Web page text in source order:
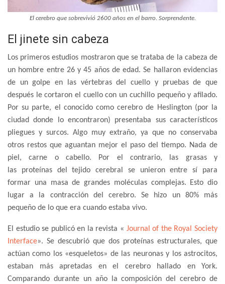
El cerebro que sobrevivió 2600 años en el barro. Sorprendente.
El jinete sin cabeza
Los primeros estudios mostraron que se trataba de la cabeza de
un hombre entre 26 y 45 años de edad. Se hallaron evidencias
de un golpe en las vértebras del cuello y pruebas de que
después le cortaron el cuello con un cuchillo pequeño y afilado.
Por su parte, el conocido como cerebro de Heslington (por la
ciudad donde lo encontraron) presentaba sus característicos
pliegues y surcos. Algo muy extraño, ya que no conservaba
otros restos que aguantan mejor el paso del tiempo. Nada de
piel, carne o cabello. Por el contrario, las grasas y
las proteínas del tejido cerebral se unieron entre sí para
formar una masa de grandes moléculas complejas. Esto dio
lugar a la contracción del cerebro. Se hizo un 80% más
pequeño de lo que era cuando estaba vivo.
El estudio se publicó en la revista « Journal of the Royal Society
Interface». Se descubrió que dos proteínas estructurales, que
actúan como los «esqueletos» de las neuronas y los astrocitos,
estaban más apretadas en el cerebro hallado en York.
Comparando durante un año la composición del cerebro de